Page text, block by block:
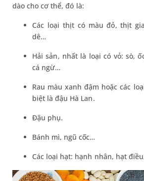
dào cho cơ thể, đó là:
Các loại thịt có màu đỏ, thịt
dê…
Hải sản, nhất là loại có vỏ: sò,
cá ngừ…
Rau màu xanh đậm hoặc các
biệt là đậu Hà Lan.
Đậu phụ.
Bánh mì, ngũ cốc…
Các loại hạt: hạnh nhân, hạt